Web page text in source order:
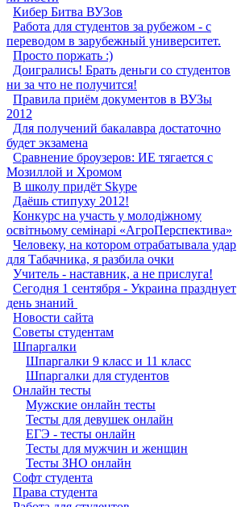
Кибер Битва ВУЗов
Работа для студентов за рубежом - с
переводом в зарубежный университет.
Просто поржать :)
Доигрались! Брать деньги со студентов
ни за что не получится!
Правила приём документов в ВУЗы
2012
Для получений бакалавра достаточно
будет экзамена
Сравнение броузеров: ИЕ тягается с
Мозиллой и Хромом
В школу придёт Skype
Даёшь стипуху 2012!
Конкурс на участь у молодіжному
освітньому семінарі «АгроПерспектива»
Человеку, на котором отрабатывала удар
для Табачника, я разбила очки
Учитель - наставник, а не прислуга!
Сегодня 1 сентября - Украина празднует
день знаний ‎
Новости сайта
Советы студентам
Шпаргалки
Шпаргалки 9 класс и 11 класс
Шпаргалки для студентов
Онлайн тесты
Мужские онлайн тесты
Тесты для девушек онлайн
ЕГЭ - тесты онлайн
Тесты для мужчин и женщин
Тесты ЗНО онлайн
Софт студента
Права студента